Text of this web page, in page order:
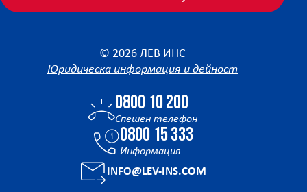
© 2026 ЛЕВ ИНС
Юридическа информация и дейност
0800 10 200
Спешен телефон
0800 15 333
Информация
INFO@LEV-INS.COM